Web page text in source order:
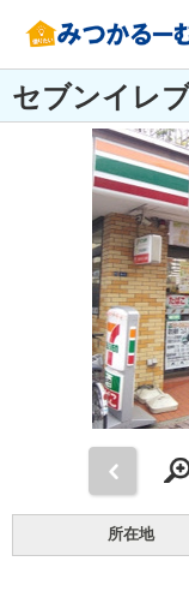
セブンイレ
所在地